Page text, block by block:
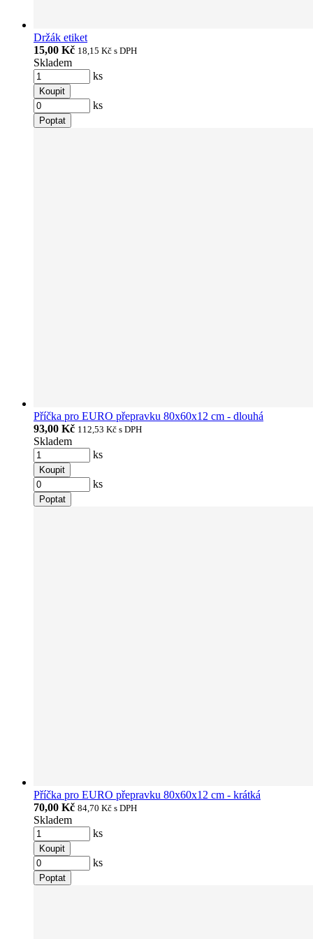
Držák etiket
15,00 Kč 18,15 Kč s DPH
Skladem
ks
Koupit
ks
Poptat
Příčka pro EURO přepravku 80x60x12 cm - dlouhá
93,00 Kč 112,53 Kč s DPH
Skladem
ks
Koupit
ks
Poptat
Příčka pro EURO přepravku 80x60x12 cm - krátká
70,00 Kč 84,70 Kč s DPH
Skladem
ks
Koupit
ks
Poptat